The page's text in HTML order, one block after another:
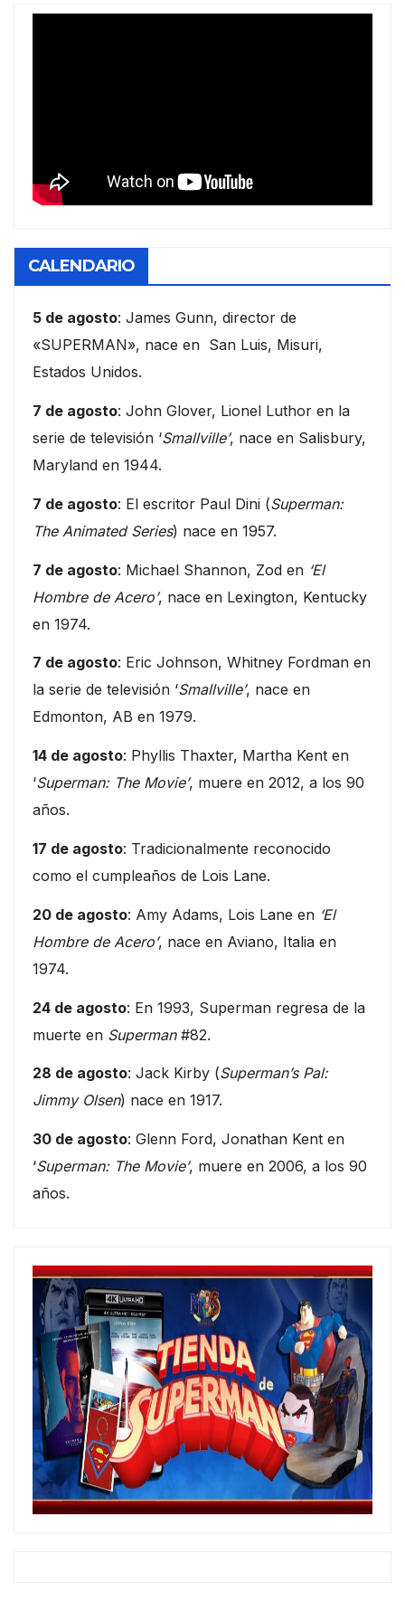
CALENDARIO
5 de agosto: James Gunn, director de
«SUPERMAN», nace en San Luis, Misuri,
Estados Unidos.
7 de agosto: John Glover, Lionel Luthor en la
serie de televisión ‘Smallville’, nace en Salisbury,
Maryland en 1944.
7 de agosto: El escritor Paul Dini (Superman:
The Animated Series) nace en 1957.
7 de agosto: Michael Shannon, Zod en ‘El
Hombre de Acero’, nace en Lexington, Kentucky
en 1974.
7 de agosto: Eric Johnson, Whitney Fordman en
la serie de televisión ‘Smallville’, nace en
Edmonton, AB en 1979.
14 de agosto: Phyllis Thaxter, Martha Kent en
‘Superman: The Movie’, muere en 2012, a los 90
años.
17 de agosto: Tradicionalmente reconocido
como el cumpleaños de Lois Lane.
20 de agosto: Amy Adams, Lois Lane en ‘El
Hombre de Acero’, nace en Aviano, Italia en
1974.
24 de agosto: En 1993, Superman regresa de la
muerte en Superman#82.
28 de agosto: Jack Kirby (Superman’s Pal:
Jimmy Olsen) nace en 1917.
30 de agosto: Glenn Ford, Jonathan Kent en
‘Superman: The Movie’, muere en 2006, a los 90
años.